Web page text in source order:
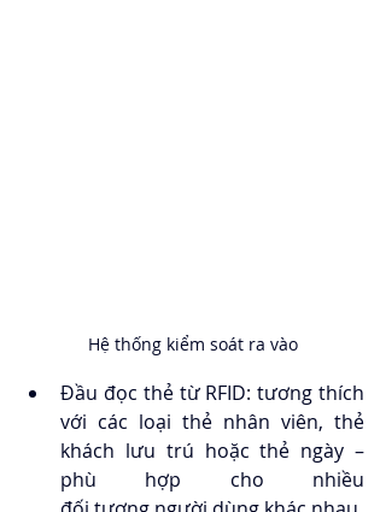
Hệ thống kiểm soát ra vào
Đầu đọc thẻ từ RFID: tương thích
với các loại thẻ nhân viên, thẻ
khách lưu trú hoặc thẻ ngày –
phù hợp cho nhiều